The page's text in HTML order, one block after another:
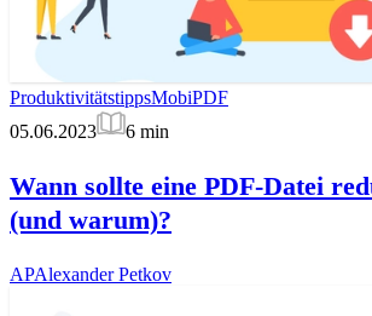
ProduktivitätstippsMobiPDF
05.06.2023
6 min
Wann sollte eine PDF-Datei
(und warum)?
APAlexander Petkov